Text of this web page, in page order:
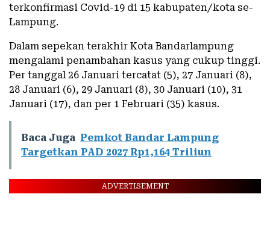
terkonfirmasi Covid-19 di 15 kabupaten/kota se-
Lampung.
Dalam sepekan terakhir Kota Bandarlampung
mengalami penambahan kasus yang cukup tinggi.
Per tanggal 26 Januari tercatat (5), 27 Januari (8),
28 Januari (6), 29 Januari (8), 30 Januari (10), 31
Januari (17), dan per 1 Februari (35) kasus.
Baca Juga Pemkot Bandar Lampung
Targetkan PAD 2027 Rp1,164 Triliun
ADVERTISEMENT